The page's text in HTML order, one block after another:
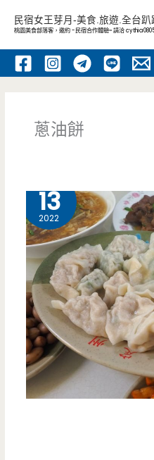
內
民宿女王芽月-美食.旅遊.全台趴
桃園美食部落客，邀約 -民宿合作體驗~ 請洽
蔥油餅
13
2022